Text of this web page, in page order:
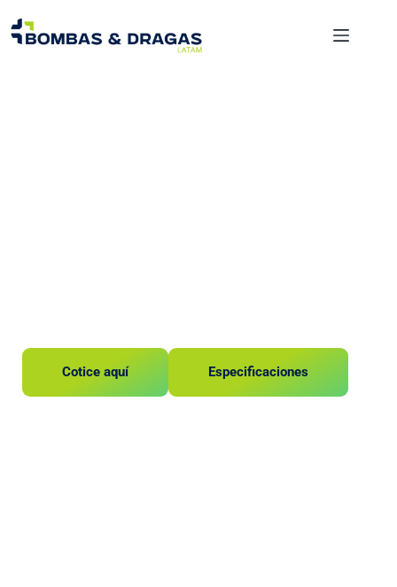
Cotice aquí Especificaciones